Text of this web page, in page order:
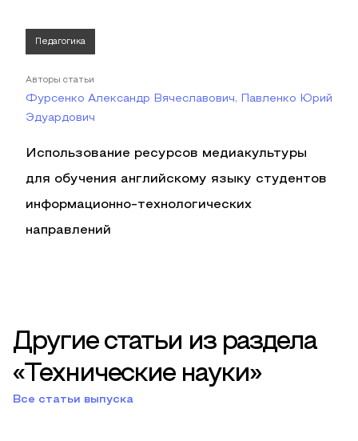
Педагогика
Авторы статьи
Фурсенко Александр Вячеславович, Павленко Юрий
Эдуардович
Использование ресурсов медиакультуры
для обучения английскому языку студентов
информационно-технологических
направлений
Другие статьи из раздела
«Технические науки»
Все статьи выпуска